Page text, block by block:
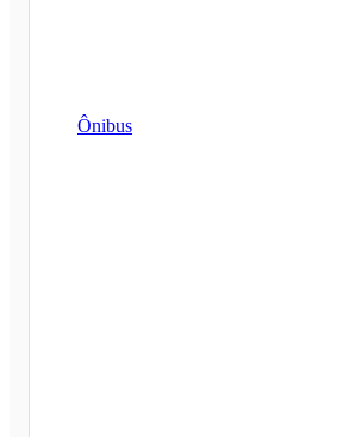
Ônibus